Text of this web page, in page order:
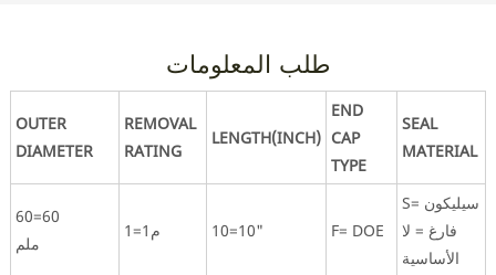
طلب المعلومات
OUTER
DIAMETER
REMOVAL
RATING
LENGTH(INCH)
END
CAP
TYPE
SEAL
MATERIAL
60=60
1=1م 10=10" F= DOE
S= سيليكون
فارغ = لا
الأساسية